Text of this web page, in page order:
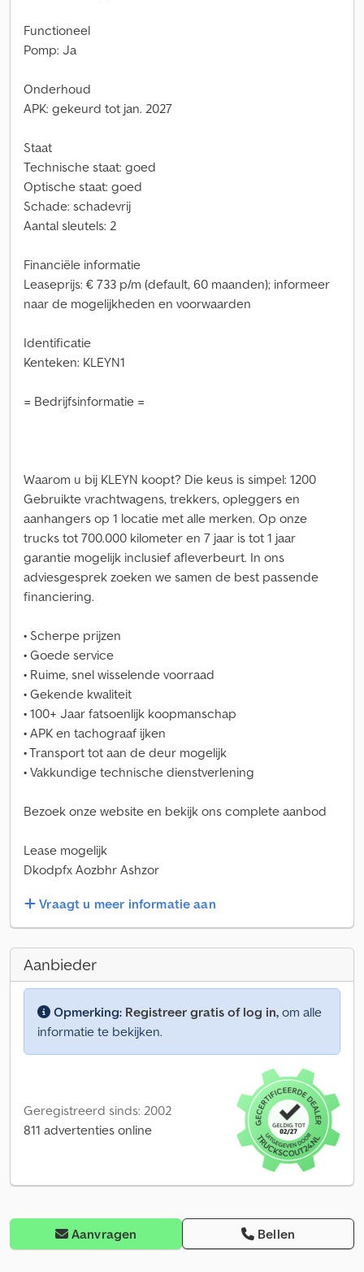
Functioneel
Pomp: Ja
Onderhoud
APK: gekeurd tot jan. 2027
Staat
Technische staat: goed
Optische staat: goed
Schade: schadevrij
Aantal sleutels: 2
Financiële informatie
Leaseprijs: € 733 p/m (default, 60 maanden); informeer
naar de mogelijkheden en voorwaarden
Identificatie
Kenteken: KLEYN1
= Bedrijfsinformatie =
Waarom u bij KLEYN koopt? Die keus is simpel: 1200
Gebruikte vrachtwagens, trekkers, opleggers en
aanhangers op 1 locatie met alle merken. Op onze
trucks tot 700.000 kilometer en 7 jaar is tot 1 jaar
garantie mogelijk inclusief afleverbeurt. In ons
adviesgesprek zoeken we samen de best passende
financiering.
• Scherpe prijzen
• Goede service
• Ruime, snel wisselende voorraad
• Gekende kwaliteit
• 100+ Jaar fatsoenlijk koopmanschap
• APK en tachograaf ijken
• Transport tot aan de deur mogelijk
• Vakkundige technische dienstverlening
Bezoek onze website en bekijk ons complete aanbod
Lease mogelijk
Dkodpfx Aozbhr Ashzor
Vraagt u meer informatie aan
Aanbieder
Opmerking: Registreer gratis of log in, om alle
informatie te bekijken.
Geregistreerd sinds: 2002
811 advertenties online
Aanvragen Bellen